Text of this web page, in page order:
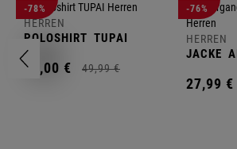
-78%
HERREN
POLOSHIRT TUPAI
11,00 € 49,99 €
-76%
HERREN
JACKE
27,99 €